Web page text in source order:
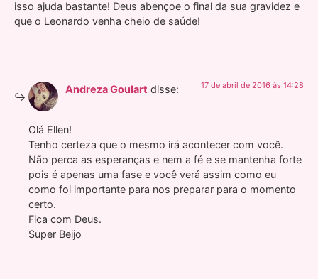
isso ajuda bastante! Deus abençoe o final da sua gravidez e
que o Leonardo venha cheio de saúde!
Andreza Goulart disse: 17 de abril de 2016 às 14:28
Olá Ellen!
Tenho certeza que o mesmo irá acontecer com você.
Não perca as esperanças e nem a fé e se mantenha forte
pois é apenas uma fase e você verá assim como eu
como foi importante para nos preparar para o momento
certo.
Fica com Deus.
Super Beijo